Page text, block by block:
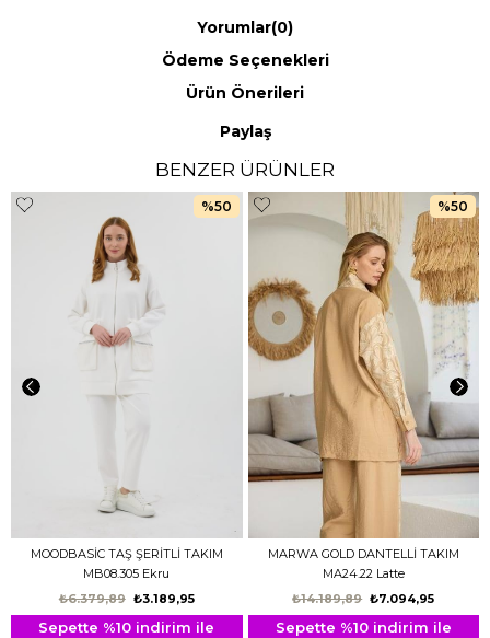
Yorumlar(0)
Ödeme Seçenekleri
Ürün Önerileri
Paylaş
BENZER ÜRÜNLER
MOODBASİC TAŞ ŞERİTLİ TAKIM
MB08.305 Ekru
₺3.189,95
₺6.379,89
Sepette %10 indirim ile
%50
MARWA GOLD DANTELLİ TAKIM
MA24.22 Latte
₺7.094,95
₺14.189,89
Sepette %10 indirim ile
%50